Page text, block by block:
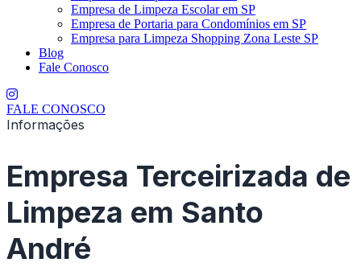
Empresa de Limpeza Escolar em SP
Empresa de Portaria para Condomínios em SP
Empresa para Limpeza Shopping Zona Leste SP
Blog
Fale Conosco
FALE CONOSCO
Informações
Empresa Terceirizada de
Limpeza em Santo
André